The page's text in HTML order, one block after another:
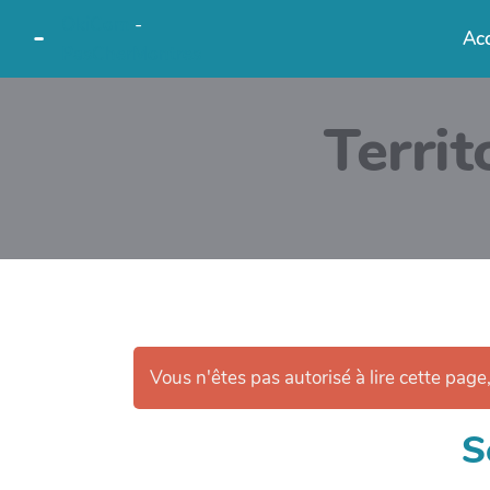
-
-
Vous n'êtes pas autorisé à lire cette